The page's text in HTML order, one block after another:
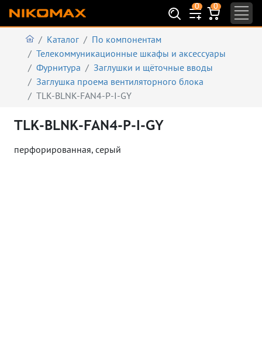
0 0
Каталог
По компонентам
Телекоммуникационные шкафы и аксеcсуары
Фурнитура
Заглушки и щёточные вводы
Заглушка проема вентиляторного блока
TLK-BLNK-FAN4-P-I-GY
TLK-BLNK-FAN4-P-I-GY
перфорированная, серый